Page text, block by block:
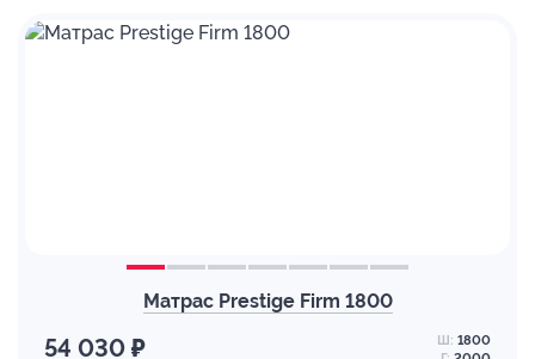
Матрас Prestige Firm 1800
54 030 ₽ Ш: 1800